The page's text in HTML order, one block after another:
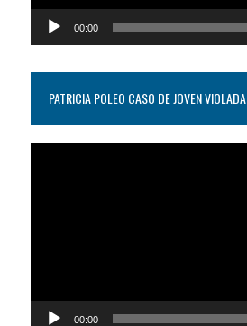
00:00
PATRICIA POLEO CASO DE JOVEN VIOLADA
00:00